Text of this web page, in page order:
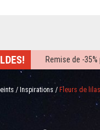
Remise de -35%
/ Inspirations / Fleurs de lilas